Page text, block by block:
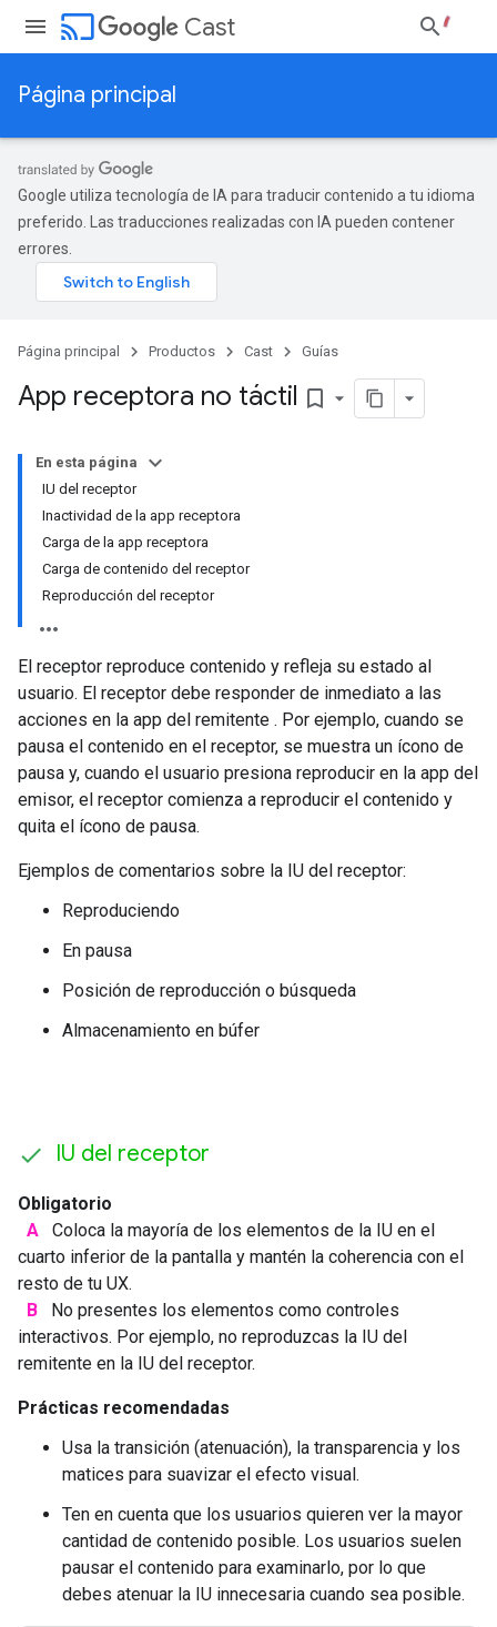
cast Cast
Página principal
Google utiliza tecnología de IA para traducir contenido a tu idioma
preferido. Las traducciones realizadas con IA pueden contener
errores.
Página principal Productos Cast Guías
App receptora no táctil bookmark_border
En esta página
IU del receptor
Inactividad de la app receptora
Carga de la app receptora
Carga de contenido del receptor
Reproducción del receptor
El receptor reproduce contenido y refleja su estado al
usuario. El receptor debe responder de inmediato a las
acciones en la app del remitente . Por ejemplo, cuando se
pausa el contenido en el receptor, se muestra un ícono de
pausa y, cuando el usuario presiona reproducir en la app del
emisor, el receptor comienza a reproducir el contenido y
quita el ícono de pausa.
Ejemplos de comentarios sobre la IU del receptor:
Reproduciendo
En pausa
Posición de reproducción o búsqueda
Almacenamiento en búfer
IU del receptor
Obligatorio
A
Coloca la mayoría de los elementos de la IU en el
cuarto inferior de la pantalla y mantén la coherencia con el
resto de tu UX.
B
No presentes los elementos como controles
interactivos. Por ejemplo, no reproduzcas la IU del
remitente en la IU del receptor.
Prácticas recomendadas
Usa la transición (atenuación), la transparencia y los
matices para suavizar el efecto visual.
Ten en cuenta que los usuarios quieren ver la mayor
cantidad de contenido posible. Los usuarios suelen
pausar el contenido para examinarlo, por lo que
debes atenuar la IU innecesaria cuando sea posible.